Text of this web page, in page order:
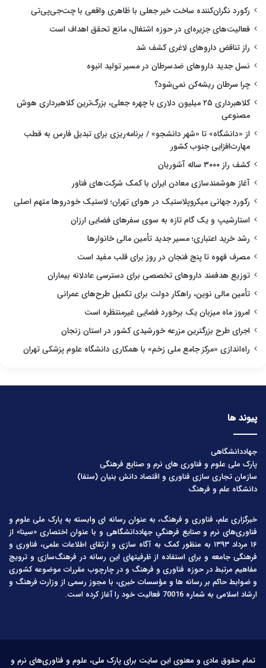
رکورد نگران‌کننده ساخت خبر جعلی با ظاهری واقعی با چت‌جی‌پی‌تی
فعالیت‌های جزیره‌ای در حوزه اشتغال، مانع تحقق اهداف است
راز تناقض داروهای لاغری کشف شد
نسل جدید داروهای ضدسرطان در مسیر تولید انبوه
چرا سرطان ریشه‌کن نمی‌شود؟
کلاهبرداری ۲۵ میلیون دلاری با چهره جعلی، بزرگ‌ترین کلاهبرداری هوش
مصنوعی
از «دانشگاه» تا «شهر دانشجو» / برنامه‌ریزی برای تبدیل فارس به قطب
مهارت‌افزایی جنوب کشور
کشف راز ۳۰۰۰ ساله آشوریان
آغاز هوشمندسازی معادن ایران با کمک شرکت‌های فناور
رکورد جهانی میکروپلاستیک در هوای تهران؛ لاستیک خودروها متهم اصلی
استارشیپ و یک گام تازه به سوی سفرهای فضایی ارزان
رشد خرید اعتباری؛ مسیر جدید تأمین مالی خانوارها
مصرف قهوه تا پنج فنجان در روز برای قلب مفید است
توزیع هدفمند داروهای تخصصی برای دسترسی عادلانه بیماران
تأمین مالی نوین، راهکار دولت برای تکمیل طرح‌های عمرانی
امروز ماه میزبان یک برخورد فضایی غیرمنتظره است
اجرای طرح بزرگترین مزرعه خورشیدی کشور در استان زنجان
راه‌اندازی «مرکز جامع ملی زخم» با همکاری دانشگاه علوم پزشکی تهران
پیوند ها
جهاددانشگاهی
پارک ملی علوم و فناوری های نرم و صنایع فرهنگی
سازمان تجاری سازی فناوری و اقتصاد دانش بنیان (ستفا)
دانشگاه علم و فرهنگ
خبرگزاری علم، فناوری و فرهنگ، به عنوان رسانه ای وابسته به پارک ملی علوم و
فناوری‌های نرم و صنایع فرهنگیِ جهاددانشگاهی و با عنوان اختصاری «سینا» از
۱۶ مرداد ۱۳۹۳ به منظور کمک به آگاه سازی و ارتقای اطلاعات علمی، فناوری و
فرهنگی جامعه و برای استفاده از ظرفیتهای این رسانه در فرهنگ‌سازی و ترویج
مفاهیم مرتبط در حوزه فناوری و فرهنگ و در چارچوب مقررات موضوعه کشوری
و ضوابط حاکم بر رسانه ها و مؤسسات خبری، با مجوز رسمی از وزارت فرهنگ و
ارشاد اسلامی به شماره 70016 فعالیت خود را آغاز کرده است.
تمام حقوق مادی و معنوی این سایت برای پارک ملی، علوم و فناوری‌های نرم و